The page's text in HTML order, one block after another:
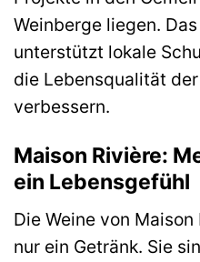
Weinberge liegen.
unterstützt lokale
die Lebensqualität
verbessern.
Maison Rivière:
ein Lebensgefühl
Die Weine von
nur ein Getränk. Sie